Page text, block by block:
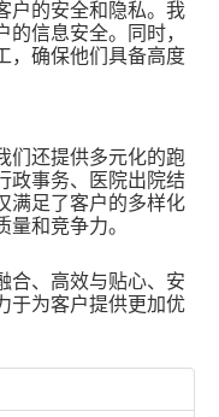
户的安全和隐私。我
信息安全。同时，
，确保他们具备高度
们还提供多元化的跑
政事务、医院出院结
满足了客户的多样化
和竞争力。
合、高效与贴心、安
于为客户提供更加优